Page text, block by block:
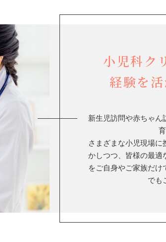
小児科ク
経験を
新生児訪問や赤ちゃん
さまざまな小児現場
かしつつ、皆様の最適
をご自身やご家族だけ
でも